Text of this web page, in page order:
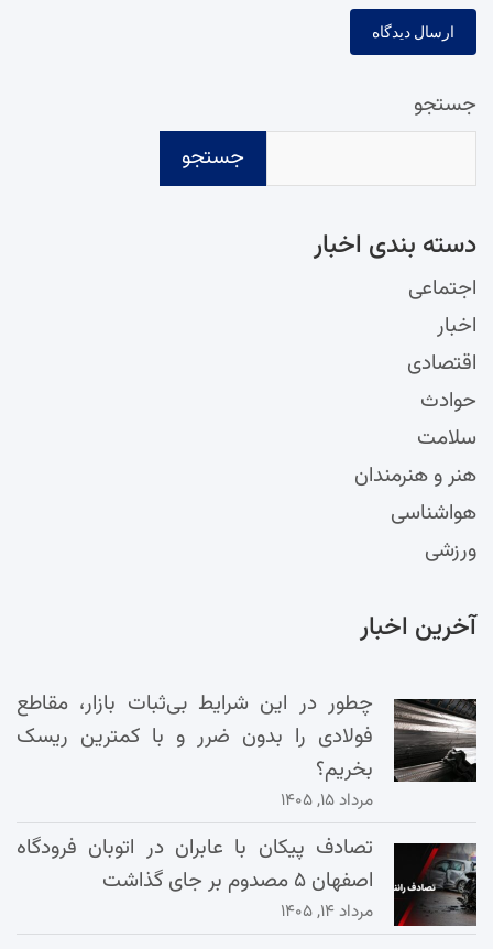
جستجو
جستجو
دسته‌ بندی اخبار
اجتماعی
اخبار
اقتصادی
حوادث
سلامت
هنر و هنرمندان
هواشناسی
ورزشی
آخرین اخبار
چطور در این شرایط بی‌ثبات بازار، مقاطع
فولادی را بدون ضرر و با کمترین ریسک
بخریم؟
مرداد ۱۵, ۱۴۰۵
تصادف پیکان با عابران در اتوبان فرودگاه
اصفهان ۵ مصدوم بر جای گذاشت
مرداد ۱۴, ۱۴۰۵